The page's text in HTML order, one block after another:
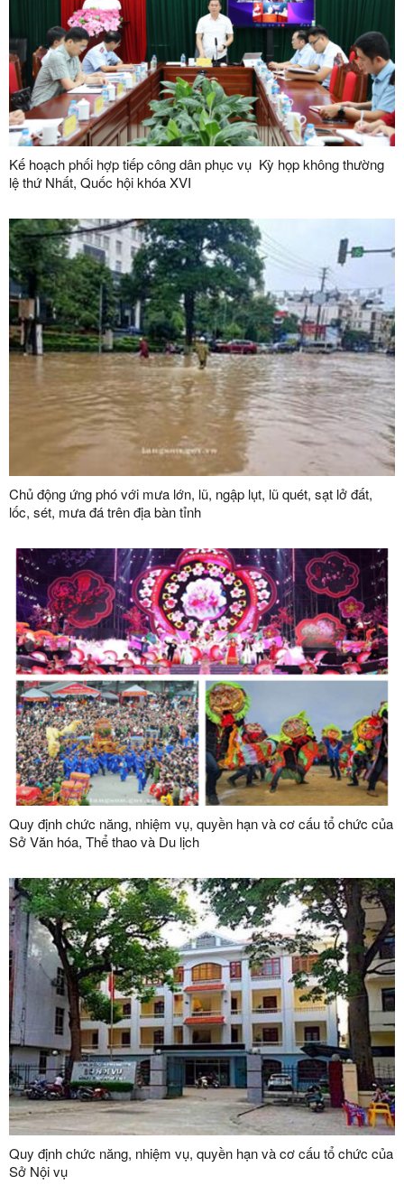
Kế hoạch phối hợp tiếp công dân phục vụ Kỳ họp không thường
lệ thứ Nhất, Quốc hội khóa XVI
Chủ động ứng phó với mưa lớn, lũ, ngập lụt, lũ quét, sạt lở đất,
lốc, sét, mưa đá trên địa bàn tỉnh
Quy định chức năng, nhiệm vụ, quyền hạn và cơ cấu tổ chức của
Sở Văn hóa, Thể thao và Du lịch
Quy định chức năng, nhiệm vụ, quyền hạn và cơ cấu tổ chức của
Sở Nội vụ